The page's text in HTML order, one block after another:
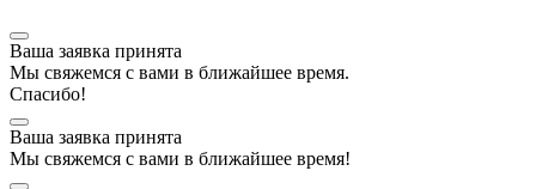
Ваша заявка принята
Мы свяжемся с вами в ближайшее время.
Спасибо!
Ваша заявка принята
Мы свяжемся с вами в ближайшее время!